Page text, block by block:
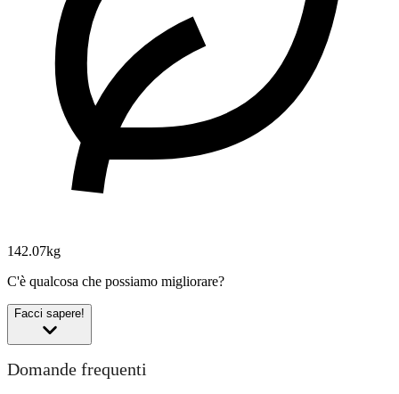
142.07kg
C'è qualcosa che possiamo migliorare?
Facci sapere!
Domande frequenti